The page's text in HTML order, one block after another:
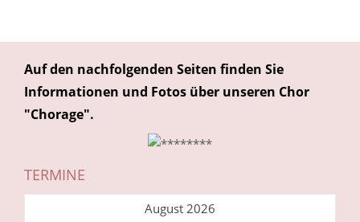
Auf den nachfolgenden Seiten finden Sie
Informationen und Fotos über unseren Chor
"Chorage".
TERMINE
August 2026